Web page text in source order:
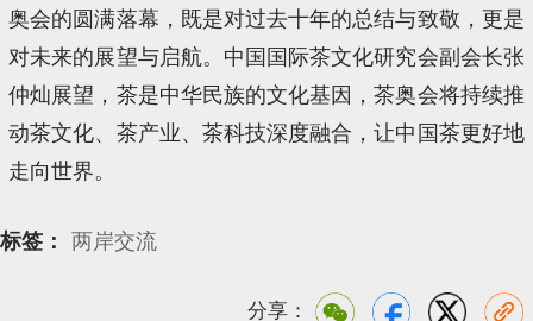
奥会的圆满落幕，既是对过去十年的总结与致敬，更是
对未来的展望与启航。中国国际茶文化研究会副会长张
仲灿展望，茶是中华民族的文化基因，茶奥会将持续推
动茶文化、茶产业、茶科技深度融合，让中国茶更好地
走向世界。
标签： 两岸交流
分享：